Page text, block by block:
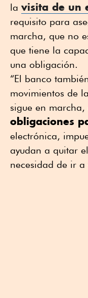
la visita de un
requisito para
marcha, que no
que tiene la
una obligación.
“El banco
movimientos de
sigue en marcha,
obligaciones
electrónica,
ayudan a quitar
necesidad de ir a